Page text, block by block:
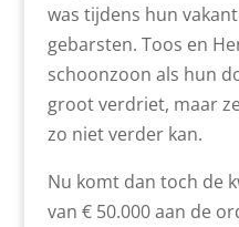
was tijdens hun
gebarsten. Toos en
schoonzoon als hun
groot verdriet, maar
zo niet verder kan.
Nu komt dan toch de
van € 50.000 aan de